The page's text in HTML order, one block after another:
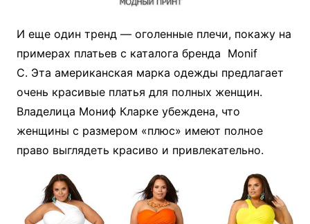
И еще один тренд — оголенные плечи, покажу на
примерах платьев с каталога бренда Monif
C. Эта американская марка одежды предлагает
очень красивые платья для полных женщин.
Владелица Мониф Кларке убеждена, что
женщины с размером «плюс» имеют полное
право выглядеть красиво и привлекательно.